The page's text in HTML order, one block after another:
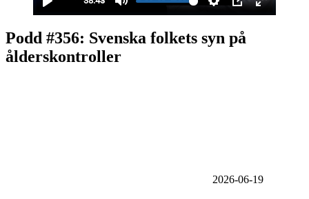
Podd #356: Svenska folkets syn på
ålderskontroller
2026-06-19